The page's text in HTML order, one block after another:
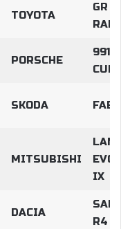
TOYOTA
GR
PORSCHE
991
CUP
SKODA
MITSUBISHI
IX
DACIA
R4